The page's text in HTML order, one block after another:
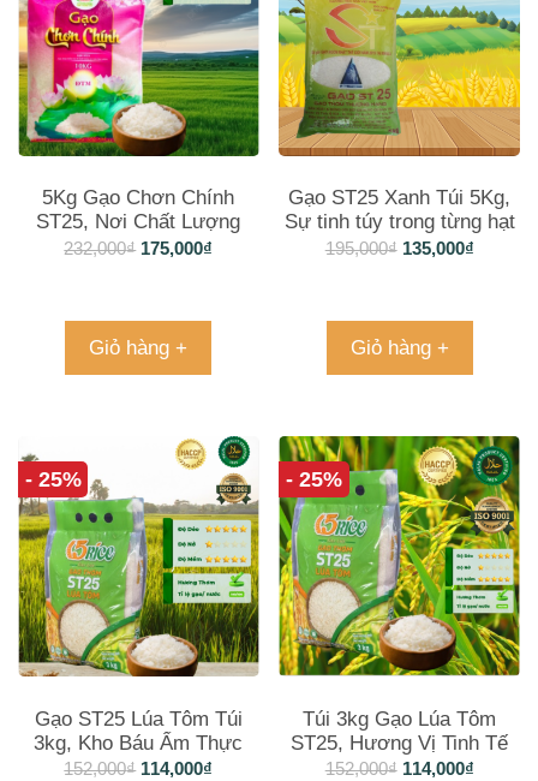
5Kg Gạo Chơn Chính
ST25, Nơi Chất Lượng
Gặp Hương Vị trong Từng
232,000₫ 175,000₫
Giỏ hàng +
Gạo ST25 Xanh Túi 5Kg,
Sự tinh túy trong từng hạt
gạo
195,000₫ 135,000₫
Giỏ hàng +
- 25%
Gạo ST25 Lúa Tôm Túi
3kg, Kho Báu Ẩm Thực
Trong Tầm Tay Gia Đình
152,000₫ 114,000₫
- 25%
Túi 3kg Gạo Lúa Tôm
ST25, Hương Vị Tinh Tế
Tiện Lợi Cho Mọi Bữa
152,000₫ 114,000₫